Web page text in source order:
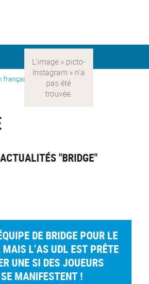
> Les sports >
"BRIDGE"
DE BRIDGE POUR LE
L’AS UDL EST PRÊTE
UNE SI DES JOUEURS
MANIFESTENT !